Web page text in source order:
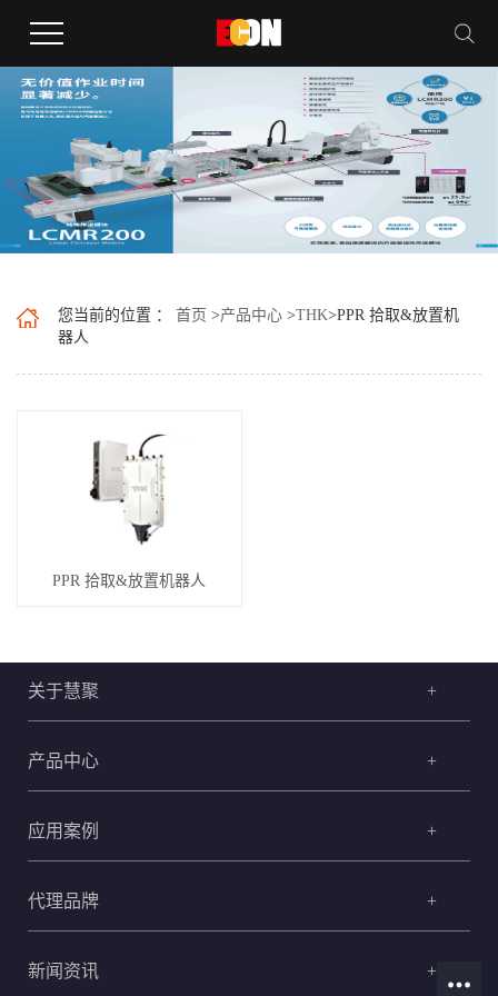
您当前的位置 ： 首页 >产品中心 >THK>PPR 拾取&放置机
器人
PPR 拾取&放置机器人
关于慧聚 +
产品中心 +
应用案例 +
代理品牌 +
新闻资讯 +